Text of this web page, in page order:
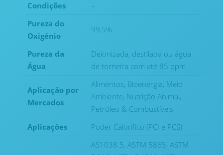
Condições
–
Pureza do
Oxigênio
99,5%
Pureza da
Água
Deionizada, destilada ou água
de torneira com até 85 ppm
Aplicação por
Mercados
Alimentos, Bioenergia, Meio
Ambiente, Nutrição Animal,
Petróleo & Combustíveis
Aplicaçōes
Poder Calorífico (PCI e PCS)
AS1038.5, ASTM 5865, ASTM